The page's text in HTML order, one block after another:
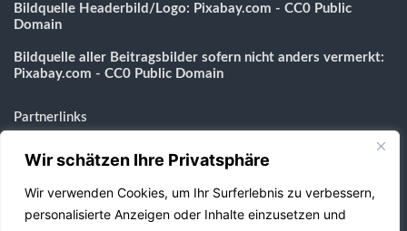
Wir schätzen Ihre Privatsphäre
Wir verwenden Cookies, um Ihr Surferlebnis zu verbessern,
personalisierte Anzeigen oder Inhalte einzusetzen und
Bildquelle Headerbild/Logo: Pixabay.com - CC0 Public
Domain
Bildquelle aller Beitragsbilder sofern nicht anders vermerkt:
Pixabay.com - CC0 Public Domain
Partnerlinks
Messezimmer-Koeln.eu
Gebäudereinigung-Aachen.com
BestImWeb24.de
Webdesign Agentur